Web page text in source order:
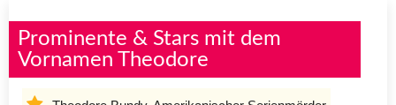
Prominente & Stars mit dem
Vornamen Theodore